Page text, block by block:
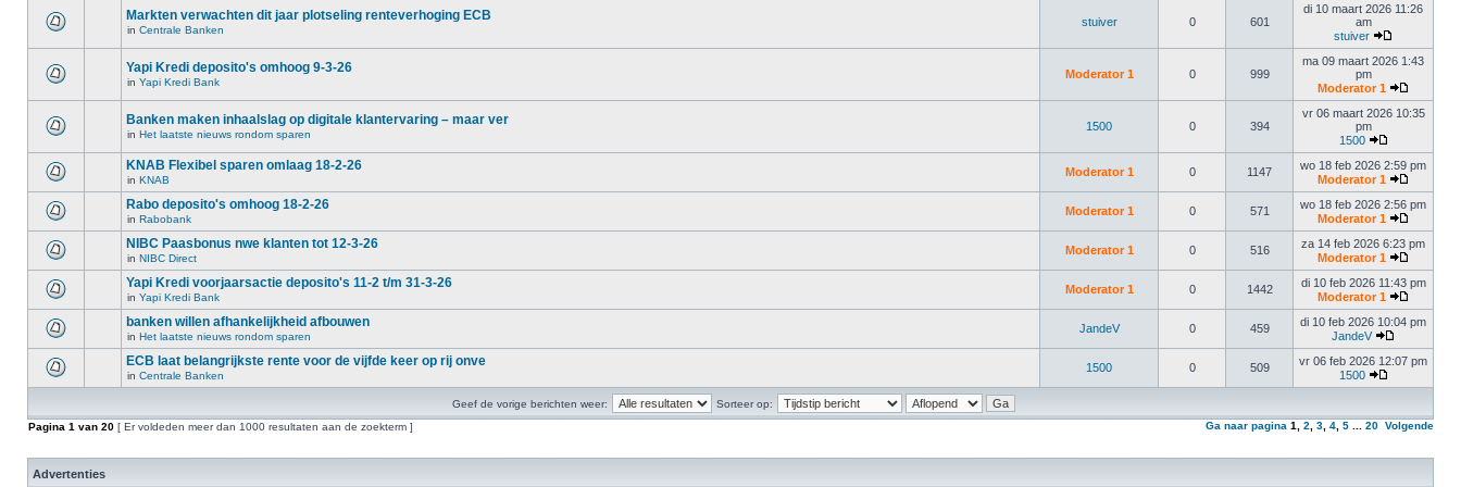
Markten verwachten dit jaar plotseling renteverhoging ECB
in Centrale Banken
stuiver 0 601
di 10 maart 2026 11:26
am
stuiver
Yapi Kredi deposito's omhoog 9-3-26
in Yapi Kredi Bank
Moderator 1 0 999
ma 09 maart 2026 1:43
pm
Moderator 1
Banken maken inhaalslag op digitale klantervaring – maar ver
in Het laatste nieuws rondom sparen
1500 0 394
vr 06 maart 2026 10:35
pm
1500
KNAB Flexibel sparen omlaag 18-2-26
in KNAB
Moderator 1 0 1147
wo 18 feb 2026 2:59 pm
Moderator 1
Rabo deposito's omhoog 18-2-26
in Rabobank
Moderator 1 0 571
wo 18 feb 2026 2:56 pm
Moderator 1
NIBC Paasbonus nwe klanten tot 12-3-26
in NIBC Direct
Moderator 1 0 516
za 14 feb 2026 6:23 pm
Moderator 1
Yapi Kredi voorjaarsactie deposito's 11-2 t/m 31-3-26
in Yapi Kredi Bank
Moderator 1 0 1442
di 10 feb 2026 11:43 pm
Moderator 1
banken willen afhankelijkheid afbouwen
in Het laatste nieuws rondom sparen
JandeV 0 459
di 10 feb 2026 10:04 pm
JandeV
ECB laat belangrijkste rente voor de vijfde keer op rij onve
in Centrale Banken
1500 0 509
vr 06 feb 2026 12:07 pm
1500
Geef de vorige berichten weer:
Sorteer op:
Pagina 1 van 20 [ Er voldeden meer dan 1000 resultaten aan de zoekterm ] Ga naar pagina 1 2 3 4 5 20 Volgende
Advertenties